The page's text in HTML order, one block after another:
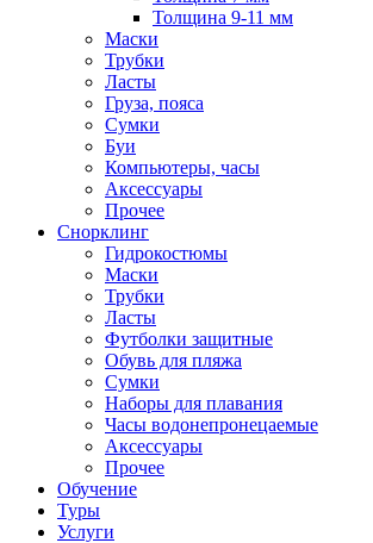
Толщина 9-11 мм
Маски
Трубки
Ласты
Груза, пояса
Сумки
Буи
Компьютеры, часы
Аксессуары
Прочее
Снорклинг
Гидрокостюмы
Маски
Трубки
Ласты
Футболки защитные
Обувь для пляжа
Сумки
Наборы для плавания
Часы водонепронецаемые
Аксессуары
Прочее
Обучение
Туры
Услуги